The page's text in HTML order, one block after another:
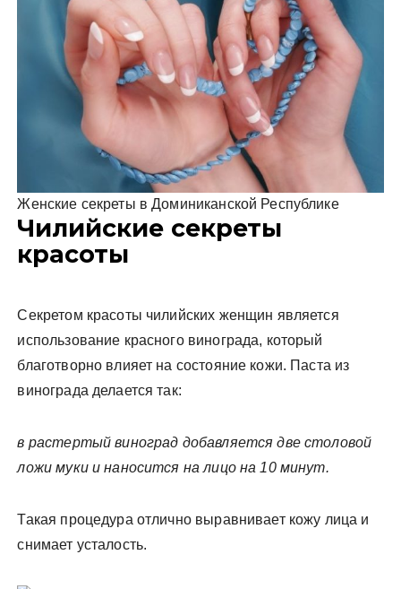
Женские секреты в Доминиканской Республике
Чилийские секреты
красоты
Секретом красоты чилийских женщин является
использование красного винограда, который
благотворно влияет на состояние кожи. Паста из
винограда делается так:
в растертый виноград добавляется две столовой
ложи муки и наносится на лицо на 10 минут.
Такая процедура отлично выравнивает кожу лица и
снимает усталость.